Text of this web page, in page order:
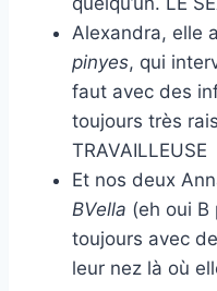
Alexandra, elle
pinyes, qui
faut avec des
toujours très
TRAVAILLEUSE
Et nos deux
BVella (eh oui B
toujours avec
leur nez là où